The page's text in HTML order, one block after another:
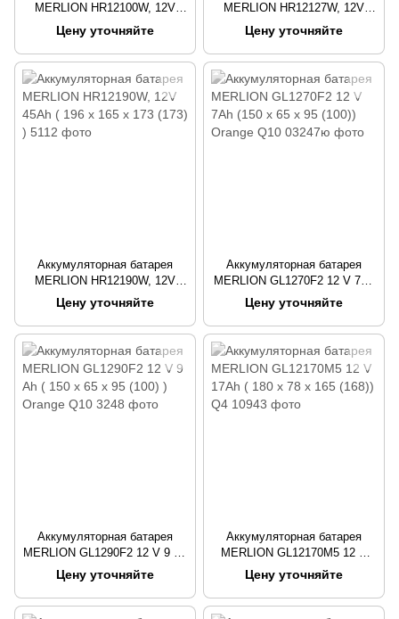
MERLION HR12100W, 12V
28Ah Black ( 166 х 175 х 125
(125) )
Цену уточняйте
MERLION HR12127W, 12V
36Ah Black ( 195 х 130 х 155
(167) )
Цену уточняйте
Аккумуляторная батарея
MERLION HR12190W, 12V
45Ah ( 196 х 165 х 173 (173) )
Цену уточняйте
Аккумуляторная батарея
MERLION GL1270F2 12 V 7Ah
(150 x 65 x 95 (100)) Orange
Цену уточняйте
Аккумуляторная батарея
MERLION GL1290F2 12 V 9 Ah
( 150 x 65 x 95 (100) ) Orange
Цену уточняйте
Аккумуляторная батарея
MERLION GL12170M5 12 V
17Ah ( 180 x 78 x 165 (168)) Q4
Цену уточняйте